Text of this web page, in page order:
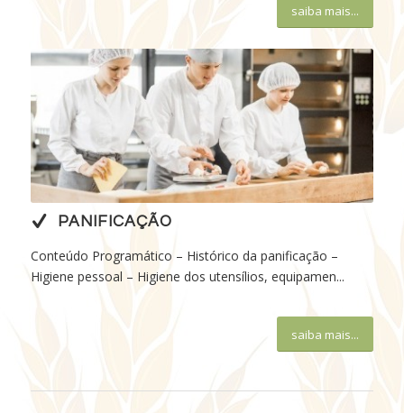
saiba mais...
PANIFICAÇÃO
Conteúdo Programático – Histórico da panificação –
Higiene pessoal – Higiene dos utensílios, equipamen...
saiba mais...